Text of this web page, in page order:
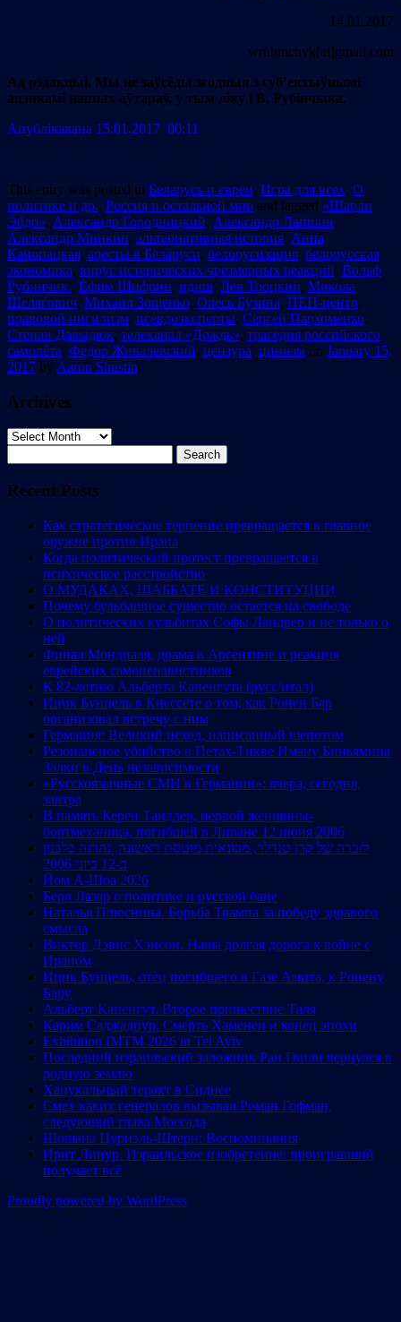
14.01.2017
wrubinchyk[at]gmail.com
Ад рэдакцыі. Мы не заўсёды згодныя з суб’ектыўнымі
ацэнкамі нашых аўтараў, у тым ліку і В. Рубінчыка.
Апублiкавана 15.01.2017 00:11
This entry was posted in Беларусь и евреи, Игра для всех, О
политике и др., Россия и остальной мир and tagged «Шарли
Эбдо», Александр Городницкий, Александр Лапшин,
Александр Минкин, альтернативная история, Анна
Канопацкая, аресты в Беларуси, белорусизация, белорусская
экономика, вирус истерических чрезмерных реакций, Вольф
Рубинчик., Ефим Шифрин, идиш, Лев Троцкий, Микола
Шелягович, Михаил Зощенко, Олесь Бузина, ПЕН-центр,
правовой нигилизм, псевдоэксперты, Сергей Пархоменко,
Степан Давыдюк, телеканал «Дождь», трагедия российского
самолёта, Федор Живалевский, цензура, цинизм on January 15,
2017 by Aaron Shustin.
Archives
Archives
for:
Recent Posts
Как стратегическое терпение превращается в главное
оружие против Ирана
Когда политический протест превращается в
психическое расстройство
О МУДАКАХ, ШАББАТЕ И КОНСТИТУЦИИ
Почему бульбашное существо остается на свободе
О политических кульбитах Софы Ландвер и не только о
ней
Финал Мондиаля, драма в Аргентине и реакция
еврейских самоненавистников
К 82-летию Альберта Капенгута (русс/итал)
Ицик Бунцель в Кнессете о том, как Ронен Бар
организовал встречу с ним
Германия: Великий исход, написанный шепотом
Резонансное убийство в Петах-Тикве Иману Биньямина
Залки в День независимости
«Русскоязычные СМИ в Германии»: вчера, сегодня,
завтра
В память Керен Тандлер, первой женщины-
бортмеханика, погибшей в Ливане 12 июня 2006
לזכרה של קרן טנדלר, מכונאית מוטסת ראשונה, נהרגה בלבנון
ב-12 ביוני 2006
Йом А-Шоа 2026
Берл Лазар о политике и русской бане
Наталья Плюснина. Борьба Трампа за победу здравого
смысла
Виктор Дэвис Хэнсон. Наша долгая дорога к войне с
Ираном
Ицик Бунцель, отец погибшего в Газе Амита, к Ронену
Бару
Альберт Капенгут. Второе пришествие Таля
Карим Саджадпур. Смерть Хаменеи и конец эпохи
Exhibition IMTM 2026 in Tel Aviv
Последний израильский заложник Ран Гвили вернулся в
родную землю
Ханукальный теракт в Сиднее
Смех каких генералов вызывал Роман Гофман,
следующий глава Моссада
Шошана Цуриэль-Штерн: Воспоминания
Ирит Линур. Израильское изобретение: проигравший
получает всё
Proudly powered by WordPress